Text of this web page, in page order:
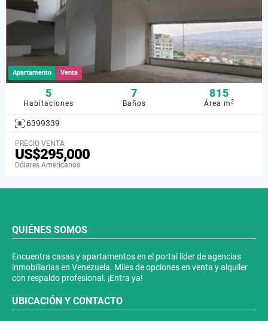
Apartamento Venta
5
Habitaciones
7
Baños
815
Área m2
6399339
PRECIO VENTA
US$295,000
Dólares Americanos
QUIÉNES SOMOS
Encuentra casas y apartamentos en el portal líder de agencias
inmobiliarias en Venezuela. Miles de opciones en venta y alquiler
con respaldo profesional. ¡Entra ya!
UBICACIÓN Y CONTACTO